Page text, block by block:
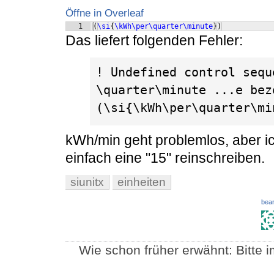
Öffne in Overleaf
1 (\si{\kWh\per\quarter\minute})
Das liefert folgenden Fehler:
! Undefined control
\quarter\minute ...e
kWh/min geht problemlos, aber
einfach eine "15" reinschreiben.
siunitx einheiten
Wie schon früher erwähnt: Bitte